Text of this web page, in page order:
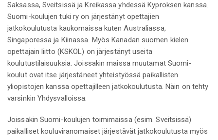
Saksassa, Sveitsissä ja Kreikassa yhdessä Kyproksen kanssa.
Suomi-koulujen tuki ry on järjestänyt opettajien
jatkokoulutusta kaukomaissa kuten Australiassa,
Singaporessa ja Kiinassa. Myös Kanadan suomen kielen
opettajain liitto (KSKOL) on järjestänyt useita
koulutustilaisuuksia. Joissakin maissa muutamat Suomi-
koulut ovat itse järjestäneet yhteistyössä paikallisten
yliopistojen kanssa opettajilleen jatkokoulutusta. Näin on tehty
varsinkin Yhdysvalloissa.
Joissakin Suomi-koulujen toimimaissa (esim. Sveitsissä)
paikalliset kouluviranomaiset järjestävät jatkokoulutusta myös